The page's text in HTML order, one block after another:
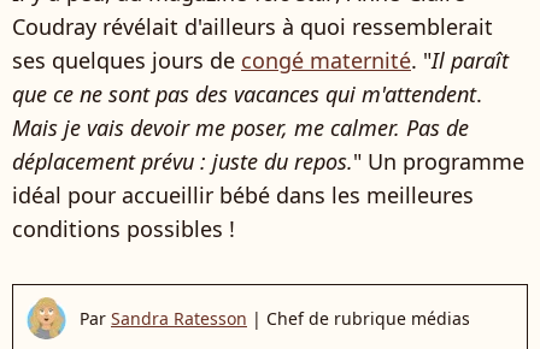
Coudray révélait d'ailleurs à quoi ressemblerait
ses quelques jours de congé maternité. "Il paraît
que ce ne sont pas des vacances qui m'attendent.
Mais je vais devoir me poser, me calmer. Pas de
déplacement prévu : juste du repos." Un programme
idéal pour accueillir bébé dans les meilleures
conditions possibles !
Par Sandra Ratesson | Chef de rubrique médias